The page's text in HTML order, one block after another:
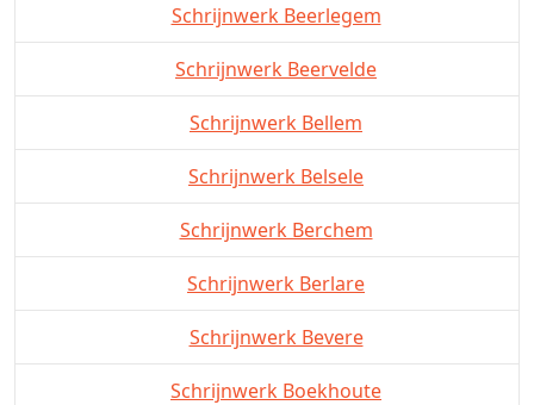
Schrijnwerk Beerlegem
Schrijnwerk Beervelde
Schrijnwerk Bellem
Schrijnwerk Belsele
Schrijnwerk Berchem
Schrijnwerk Berlare
Schrijnwerk Bevere
Schrijnwerk Boekhoute